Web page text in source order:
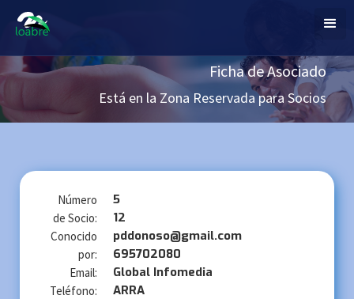
Ficha de Asociado
Está en la Zona Reservada para Socios
Número
de Socio:
Conocido
por:
Email:
Teléfono:
5
12
pddonoso@gmail.com
695702080
Global Infomedia
ARRA